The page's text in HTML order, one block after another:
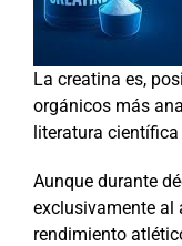
La creatina es,
orgánicos más
literatura
Aunque durante
exclusivamente al
rendimiento